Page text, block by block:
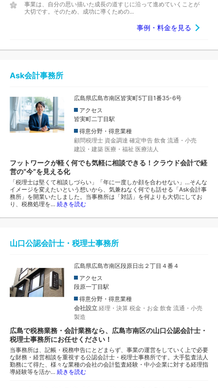
事業は、自分の思い描いた成長の道すじに沿って進めていくことが
大切です。そのため、成功に導くための...
事例・料金を見る
Ask会計事務所
広島県広島市南区皆実町5丁目1番35-6号
アクセス
皆実町二丁目駅
得意分野・得意業種
顧問税理士 資金調達 確定申告 飲食 流通・小売
建設・建築 医療・福祉 医療法人
フットワークが軽く何でも気軽に相談できる！クラウド会計で経
営の“今”を見える化
「税理士は堅くて相談しづらい」「年に一度しか顔を合わせない」…そんな
イメージを変えたいという想いから、気兼ねなく何でも話せる「Ask会計事
務所」を開業いたしました。当事務所は「対話」を何よりも大切にしてお
り、税務処理を… 続きを読む
山口公認会計士・税理士事務所
広島県広島市南区段原日出２丁目４番４
アクセス
段原一丁目駅
得意分野・得意業種
会社設立 経理・決算 税金・お金 飲食 流通・小売
製造
広島で税務業務・会計業務なら、広島市南区の山口公認会計士・
税理士事務所にお任せください！
当事務所は、記帳・税務申告にとどまらず、事業の運営をしていく上で必要
な財務・経営相談を重視する公認会計士・税理士事務所です。大手監査法人
勤務にて得た、様々な業種の会社の会計監査経験・中小企業に対する経理指
導経験等を活か… 続きを読む